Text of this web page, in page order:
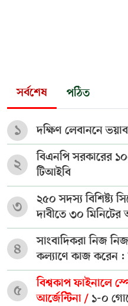
সর্বশেষ পঠিত
১ দক্ষিণ লেবাননে
২
বিএনপি সরকারের
টিআইবি
৩
২৫০ সদস্য বিশিষ্ট্য
দাবীতে ৩০ মিনিটের
৪
সাংবাদিকরা নিজ
কল্যাণে কাজ করেন :
৫
বিশ্বকাপ ফাইনালে
আর্জেন্টিনা / ১-০